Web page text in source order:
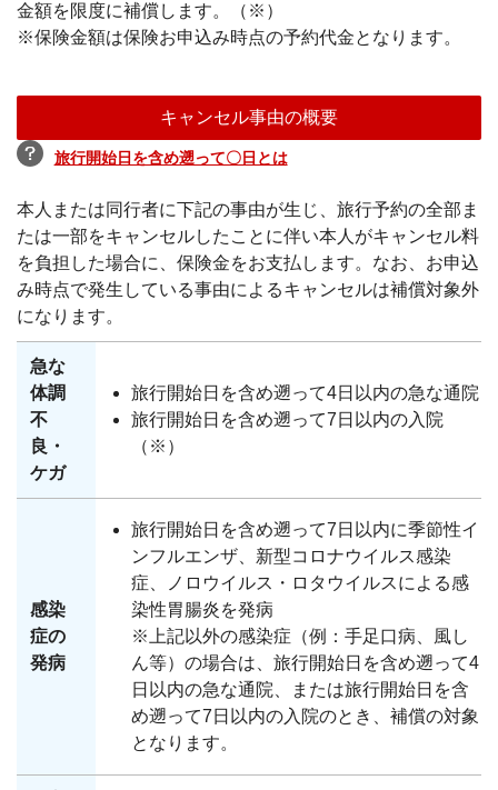
金額を限度に補償します。（※）
※保険金額は保険お申込み時点の予約代金となります。
キャンセル事由の概要
旅行開始日を含め遡って〇日とは
本人または同行者に下記の事由が生じ、旅行予約の全部ま
たは一部をキャンセルしたことに伴い本人がキャンセル料
を負担した場合に、保険金をお支払します。なお、お申込
み時点で発生している事由によるキャンセルは補償対象外
になります。
急な
体調
不
良・
ケガ
旅行開始日を含め遡って4日以内の急な通院
旅行開始日を含め遡って7日以内の入院
（※）
感染
症の
発病
旅行開始日を含め遡って7日以内に季節性イ
ンフルエンザ、新型コロナウイルス感染
症、ノロウイルス・ロタウイルスによる感
染性胃腸炎を発病
※上記以外の感染症（例：手足口病、風し
ん等）の場合は、旅行開始日を含め遡って4
日以内の急な通院、または旅行開始日を含
め遡って7日以内の入院のとき、補償の対象
となります。